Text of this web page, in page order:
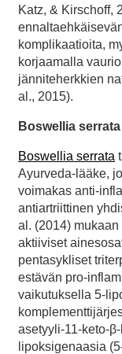
Katz, & Kirschoff,
komplikaatioita,
korjaamalla
jänniteherkkien
al., 2015).
Boswellia serrata
Boswellia serrata
Ayurveda-lääke,
voimakas anti-
antiartriittinen
al. (2014) mukaan
aktiiviset
pentasykliset
estävän pro-
vaikutuksella 5-
asetyyli-11-keto-
lipoksigenaasia